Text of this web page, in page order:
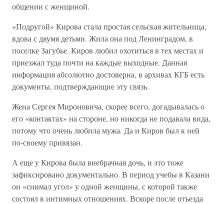
общении с женщиной.
«Подругой» Кирова стала простая сельская жительница,
вдова с двумя детьми. Жила она под Ленинградом, в
поселке Загубье. Киров любил охотиться в тех местах и
приезжал туда почти на каждые выходные. Данная
информация абсолютно достоверна, в архивах КГБ есть
документы, подтверждающие эту связь.
Жена Сергея Мироновича, скорее всего, догадывалась о
его «контактах» на стороне, но никогда не подавала вида,
потому что очень любила мужа. Да и Киров был к ней
по-своему привязан.
А еще у Кирова была внебрачная дочь, и это тоже
зафиксировано документально. В период учебы в Казани
он «снимал угол» у одной женщины, с которой также
состоял в интимных отношениях. Вскоре после отъезда